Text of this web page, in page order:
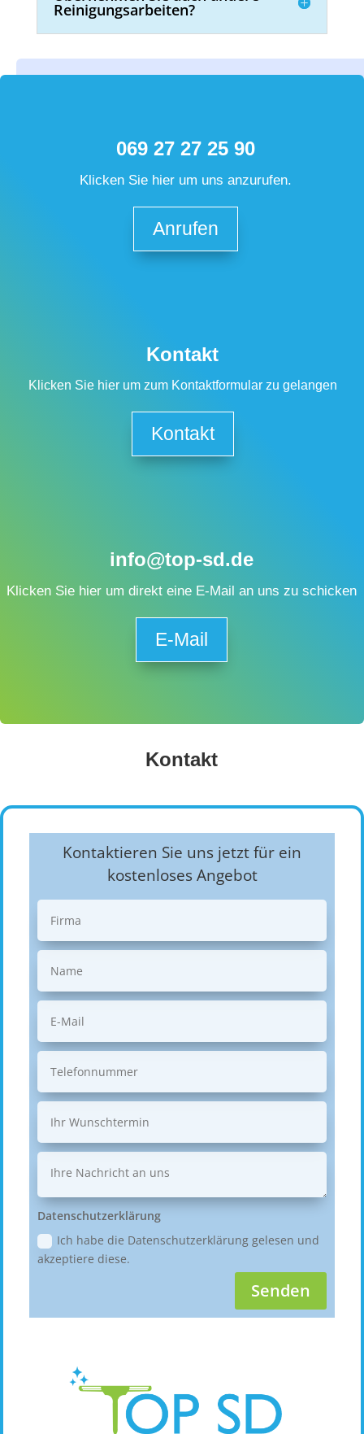
Reinigungsarbeiten?
069 27 27 25 90
Klicken Sie hier um uns anzurufen.
Anrufen
Kontakt
Klicken Sie hier um zum Kontaktformular zu gelangen
Kontakt
info@top-sd.de
Klicken Sie hier um direkt eine E-Mail an uns zu schicken
E-Mail
Kontakt
Kontaktieren Sie uns jetzt für ein
kostenloses Angebot
Datenschutzerklärung
Ich habe die Datenschutzerklärung gelesen und
akzeptiere diese.
Senden